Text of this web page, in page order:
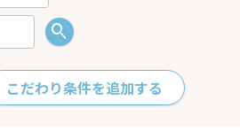
こだわり条件を追加する